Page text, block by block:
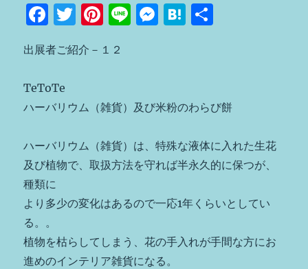
F
a
c
e
b
o
k
T
it
r
Pi
te
st
Li M
n
er
H
a
出展者ご紹介－１２
TeToTe
ハーバリウム（雑貨）及び米粉のわらび餅
ハーバリウム（雑貨）は、特殊な液体に入れた生花
及び植物で、取扱方法を守れば半永久的に保つが、
種類に
より多少の変化はあるので一応1年くらいとしてい
る。。
植物を枯らしてしまう、花の手入れが手間な方にお
進めのインテリア雑貨になる。